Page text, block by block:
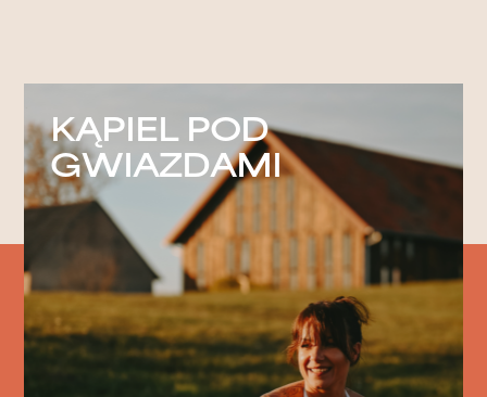
KĄPIEL POD
GWIAZDAMI
KONTAKT
ZAPRASZAMY DO